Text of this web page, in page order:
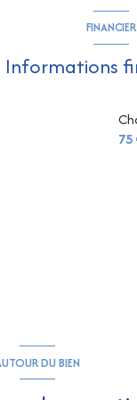
FINANCIER
Informations
75
DU BIEN